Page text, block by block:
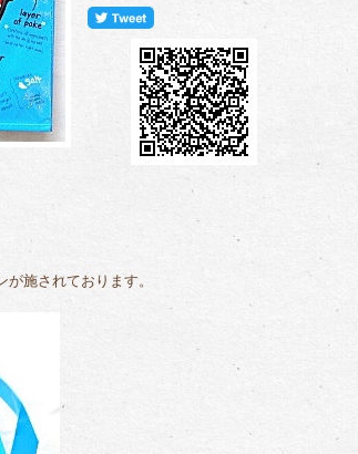
施されております。